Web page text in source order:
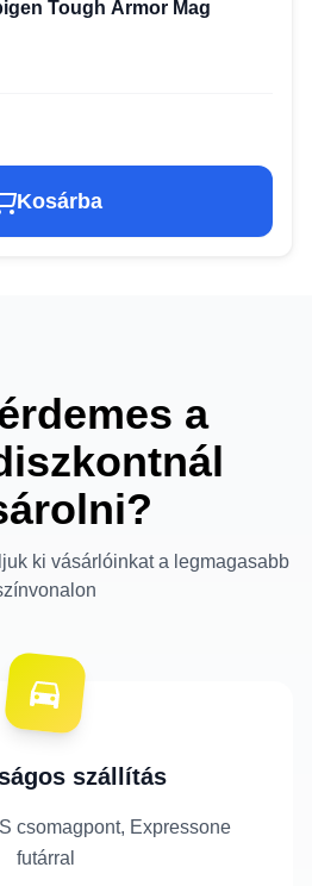
Tough Armor Mag
Kosárba
a
ki vásárlóinkat a legmagasabb
szállítás
csomagpont, Expressone
futárral